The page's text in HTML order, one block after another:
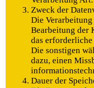
Zweck der
Die
Bearbeitung der
das erforderliche
Die sonstigen
dazu, einen
Dauer der